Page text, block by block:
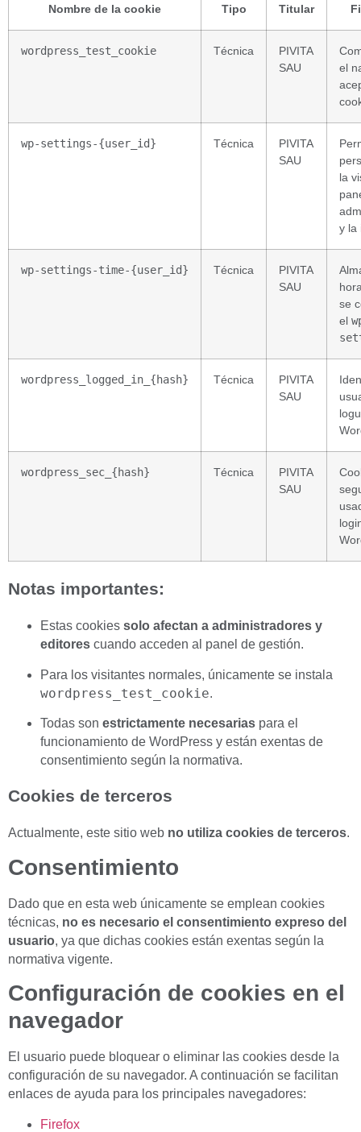
Nombre de la cookie Tipo Titular
wordpress_test_cookie Técnica
PIVITA
SAU
el
wp-settings-{user_id} Técnica
PIVITA
SAU
la
y la
wp-settings-time-{user_id} Técnica
PIVITA
SAU
se
el
wordpress_logged_in_{hash} Técnica
PIVITA
SAU
wordpress_sec_{hash} Técnica
PIVITA
SAU
Notas importantes:
Estas cookies solo afectan a administradores y
editores cuando acceden al panel de gestión.
Para los visitantes normales, únicamente se instala
wordpress_test_cookie.
Todas son estrictamente necesarias para el
funcionamiento de WordPress y están exentas de
consentimiento según la normativa.
Cookies de terceros
Actualmente, este sitio web no utiliza cookies de terceros.
Consentimiento
Dado que en esta web únicamente se emplean cookies
técnicas, no es necesario el consentimiento expreso del
usuario, ya que dichas cookies están exentas según la
normativa vigente.
Configuración de cookies en el
navegador
El usuario puede bloquear o eliminar las cookies desde la
configuración de su navegador. A continuación se facilitan
enlaces de ayuda para los principales navegadores:
Firefox